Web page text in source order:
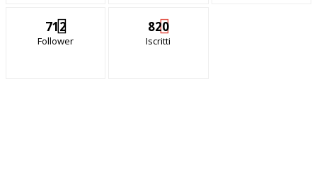
712
Follower
820
Iscritti